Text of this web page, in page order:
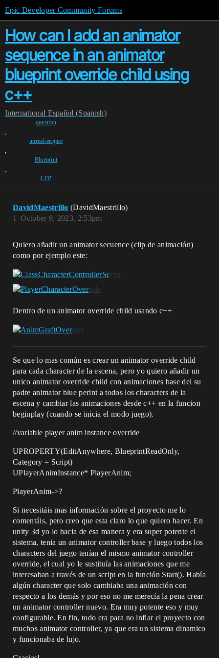
Epic Developer Community Forums
How can I add an animator
sequence in an animator
blueprint override child using
c++
International Español (Spanish)
question
,
unreal-engine
,
Blueprint
,
CPP
DavidMaestrillo (DavidMaestrillo)
October 9, 2023, 2:53pm
1
Quiero añadir un animator secuence (clip de animación)
como por ejemplo este:
Dentro de un animator override child usando c++
Se que lo mas común es crear un animator override child
para cada character de la escena, pero yo quiero añadir un
unico animator override child con animaciones base del su
padre animator blue perint a todos los characters de la
escena y cambiar las animaciones desde c++ en la funcion
beginplay (cuando se inicia el modo juego).
//variable player anim instance override
UPROPERTY(EditAnywhere, BlueprintReadOnly,
Category = Script)
UPlayerAnimInstance* PlayerAnim;
PlayerAnim->?
Si necesitáis mas información sobre el proyecto me lo
comentáis, pero creo que esta claro lo que quiero hacer. En
unity 3d yo lo hacia de esa manera y era super potente el
sistema, tenia un animator controller base y luego todos los
characters del juego tenían el mismo animator controller
override, el cual yo le sustituía las animaciones que me
interesaban a través de un script en la función Start(). Había
algún character que solo cambiaba una animación con
respecto a los demás y por eso no me merecía la pena crear
un animator controller nuevo. Era muy potente eso y muy
configurable. En fin, todo era para no inflar el proyecto con
muchos animator controller, ya que era un sistema dinamico
y funcionaba de lujo.